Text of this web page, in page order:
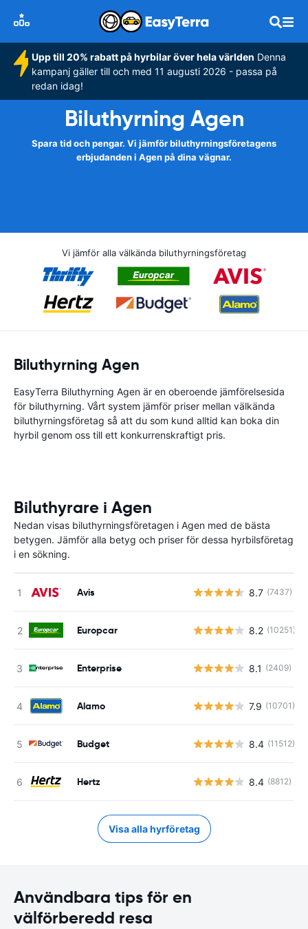
Upp till 20% rabatt på hyrbilar över hela världen Denna
kampanj gäller till och med 11 augusti 2026 - passa på
redan idag!
Biluthyrning Agen
Spara tid och pengar. Vi jämför biluthyrningsföretagens
erbjudanden i Agen på dina vägnar.
Vi jämför alla välkända biluthyrningsföretag
Biluthyrning Agen
EasyTerra Biluthyrning Agen är en oberoende jämförelsesida
för biluthyrning. Vårt system jämför priser mellan välkända
biluthyrningsföretag så att du som kund alltid kan boka din
hyrbil genom oss till ett konkurrenskraftigt pris.
Biluthyrare i Agen
Nedan visas biluthyrningsföretagen i Agen med de bästa
betygen. Jämför alla betyg och priser för dessa hyrbilsföretag
i en sökning.
Avis 8.7 (7437)
Europcar 8.2 (10251)
Enterprise 8.1 (2409)
Alamo 7.9 (10701)
Budget 8.4 (11512)
Hertz 8.4 (8812)
Visa alla hyrföretag
Användbara tips för en
välförberedd resa